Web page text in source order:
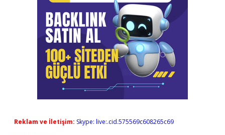
Reklam ve İletişim: Skype: live:.cid.575569c608265c69